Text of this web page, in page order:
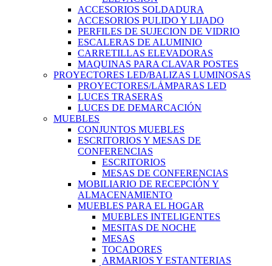
ACCESORIOS SOLDADURA
ACCESORIOS PULIDO Y LIJADO
PERFILES DE SUJECION DE VIDRIO
ESCALERAS DE ALUMINIO
CARRETILLAS ELEVADORAS
MAQUINAS PARA CLAVAR POSTES
PROYECTORES LED/BALIZAS LUMINOSAS
PROYECTORES/LÁMPARAS LED
LUCES TRASERAS
LUCES DE DEMARCACIÓN
MUEBLES
CONJUNTOS MUEBLES
ESCRITORIOS Y MESAS DE
CONFERENCIAS
ESCRITORIOS
MESAS DE CONFERENCIAS
MOBILIARIO DE RECEPCIÓN Y
ALMACENAMIENTO
MUEBLES PARA EL HOGAR
MUEBLES INTELIGENTES
MESITAS DE NOCHE
MESAS
TOCADORES
ARMARIOS Y ESTANTERIAS